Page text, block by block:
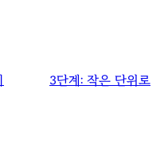
3단계: 작은 단위로